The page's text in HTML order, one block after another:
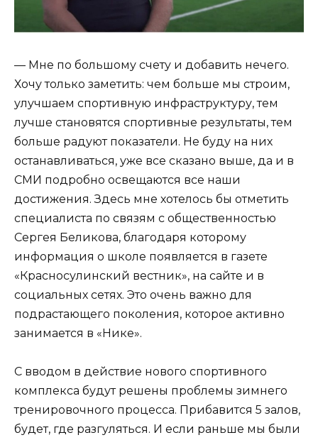
— Мне по большому счету и добавить нечего.
Хочу только заметить: чем больше мы строим,
улучшаем спортивную инфраструктуру, тем
лучше становятся спортивные результаты, тем
больше радуют показатели. Не буду на них
останавливаться, уже все сказано выше, да и в
СМИ подробно освещаются все наши
достижения. Здесь мне хотелось бы отметить
специалиста по связям с общественностью
Сергея Беликова, благодаря которому
информация о школе появляется в газете
«Красносулинский вестник», на сайте и в
социальных сетях. Это очень важно для
подрастающего поколения, которое активно
занимается в «Нике».
С вводом в действие нового спортивного
комплекса будут решены проблемы зимнего
тренировочного процесса. Прибавится 5 залов,
будет, где разгуляться. И если раньше мы были